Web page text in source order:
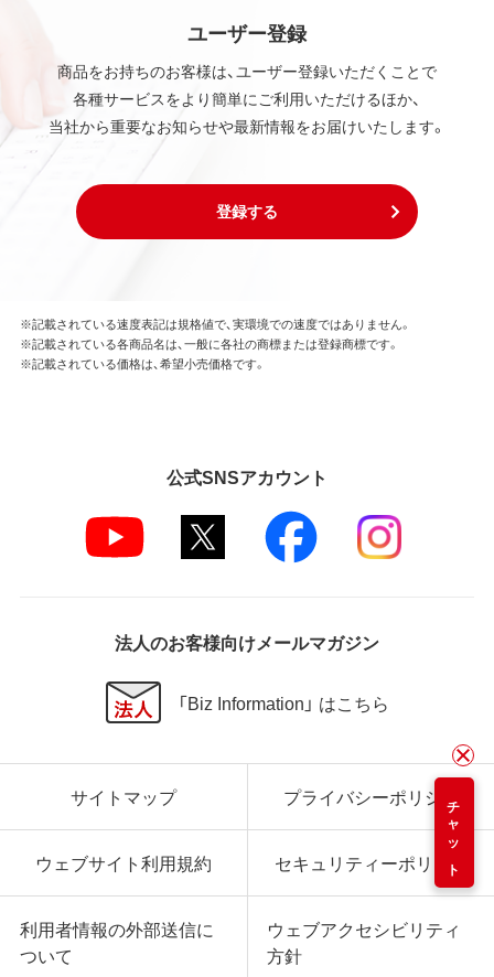
ユーザー登録
商品をお持ちのお客様は、ユーザー登録いただくことで
各種サービスをより簡単にご利用いただけるほか、
当社から重要なお知らせや最新情報をお届けいたします。
登録する
チャット
※記載されている速度表記は規格値で、実環境での速度ではありません。
※記載されている各商品名は、一般に各社の商標または登録商標です。
※記載されている価格は、希望小売価格です。
公式SNSアカウント
法人のお客様向けメールマガジン
「Biz Information」 はこちら
サイトマップ プライバシーポリシー
ウェブサイト利用規約 セキュリティーポリシー
利用者情報の外部送信に
ついて
ウェブアクセシビリティ
方針